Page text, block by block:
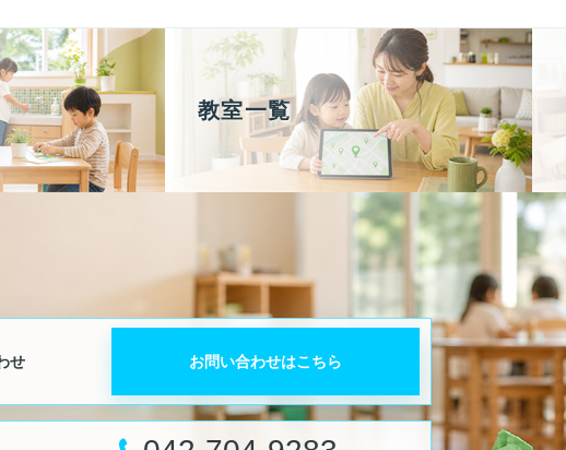
教室一覧
せ お問い合わせはこちら